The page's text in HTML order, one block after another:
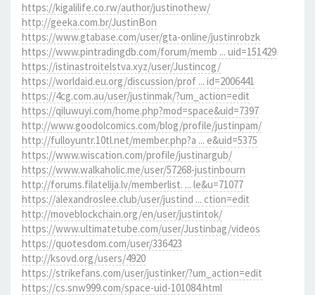
https://kigalilife.co.rw/author/justinothew/
http://geeka.com.br/JustinBon
https://www.gtabase.com/user/gta-online/justinrobzk
https://www.pintradingdb.com/forum/memb ... uid=151429
https://istinastroitelstva.xyz/user/Justincog/
https://worldaid.eu.org/discussion/prof ... id=2006441
https://4cg.com.au/user/justinmak/?um_action=edit
https://qiluwuyi.com/home.php?mod=space&uid=7397
http://www.goodolcomics.com/blog/profile/justinpam/
http://fulloyuntr.10tl.net/member.php?a ... e&uid=5375
https://www.wiscation.com/profile/justinargub/
https://www.walkaholic.me/user/57268-justinbourn
http://forums.filatelija.lv/memberlist. ... le&u=71077
https://alexandroslee.club/user/justind ... ction=edit
http://moveblockchain.org/en/user/justintok/
https://www.ultimatetube.com/user/Justinbag/videos
https://quotesdom.com/user/336423
http://ksovd.org/users/4920
https://strikefans.com/user/justinker/?um_action=edit
https://cs.snw999.com/space-uid-101084.html